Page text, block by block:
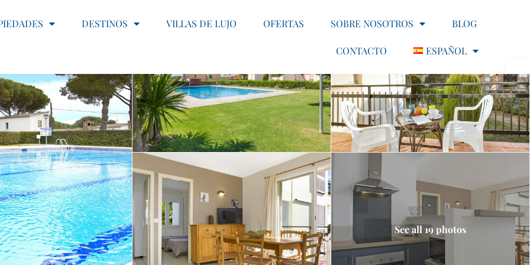
DESTINOS VILLAS DE LUJO OFERTAS SOBRE NOSOTROS BLOG
CONTACTO ESPAÑOL
See all 19 photos